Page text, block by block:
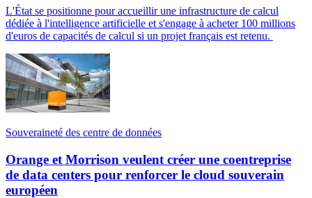
L'État se positionne pour accueillir une infrastructure de calcul
dédiée à l'intelligence artificielle et s'engage à acheter 100 millions
d'euros de capacités de calcul si un projet français est retenu.
Souveraineté des centre de données
Orange et Morrison veulent créer une coentreprise
de data centers pour renforcer le cloud souverain
européen